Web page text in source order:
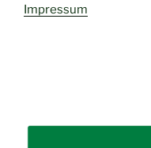
Impressum